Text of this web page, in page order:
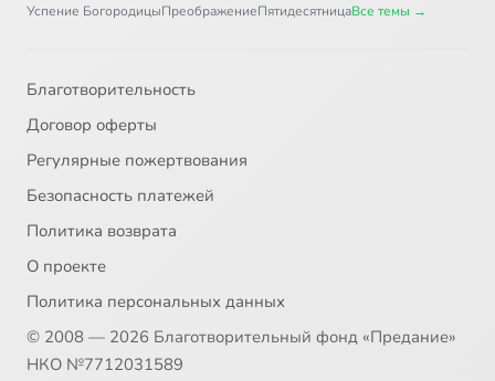
Успение БогородицыПреображениеПятидесятницаВсе темы →
Благотворительность
Договор оферты
Регулярные пожертвования
Безопасность платежей
Политика возврата
О проекте
Политика персональных данных
© 2008 — 2026 Благотворительный фонд «Предание»
НКО №7712031589